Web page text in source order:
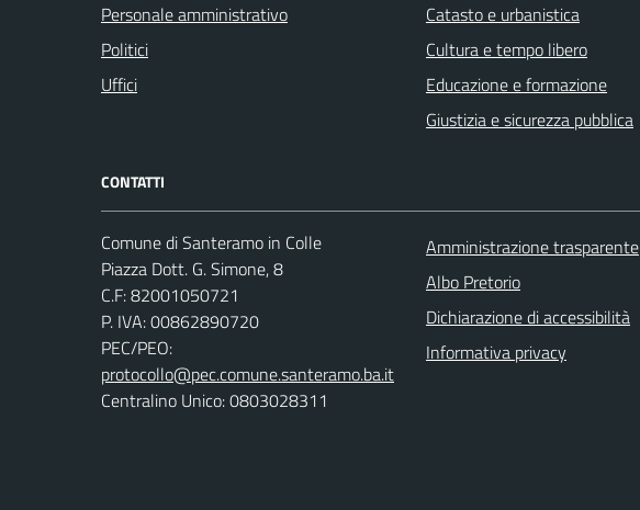
Personale amministrativo
Politici
Uffici
Catasto e urbanistica
Cultura e tempo libero
Educazione e formazione
Giustizia e sicurezza pubblica
CONTATTI
Comune di Santeramo in Colle
Piazza Dott. G. Simone, 8
C.F:82001050721
P. IVA:00862890720
PEC/PEO:
protocollo@pec.comune.santeramo.ba.it
Centralino Unico: 0803028311
Amministrazione trasparente
Albo Pretorio
Dichiarazione di accessibilità
Informativa privacy